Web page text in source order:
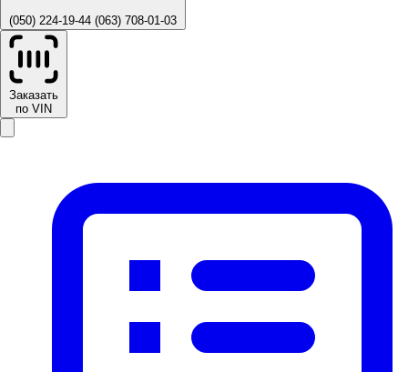
(050) 224-19-44 (063) 708-01-03
Заказать
по VIN